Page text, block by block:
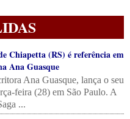
Chiapetta (RS) é referência em
Ana Guasque
Ana Guasque, lança o seu
feira (28) em São Paulo. A
...